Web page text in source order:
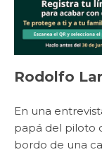
Rodolfo
En una
papá del piloto
bordo de una